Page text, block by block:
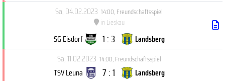
Sa, 04.02.2023 14:00,Freundschaftsspiel
in Lieskau
SG Eisdorf 1 : 3
Landsberg
Sa, 11.02.2023 14:00,Freundschaftsspiel
TSV Leuna 7 : 1
Landsberg